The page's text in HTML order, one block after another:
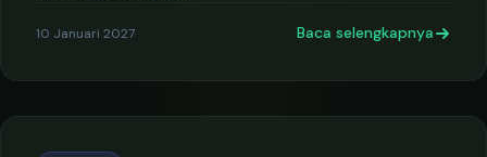
10 Januari 2027 Baca selengkapnya